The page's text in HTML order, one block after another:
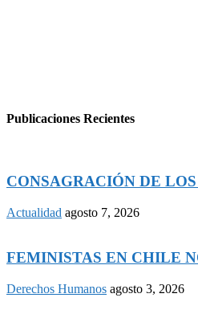
Publicaciones Recientes
CONSAGRACIÓN DE
Actualidad agosto 7, 2026
FEMINISTAS EN CHILE
Derechos Humanos agosto 3, 2026